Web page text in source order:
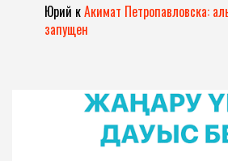
Юрий кАкимат Петропавловска:
запущен